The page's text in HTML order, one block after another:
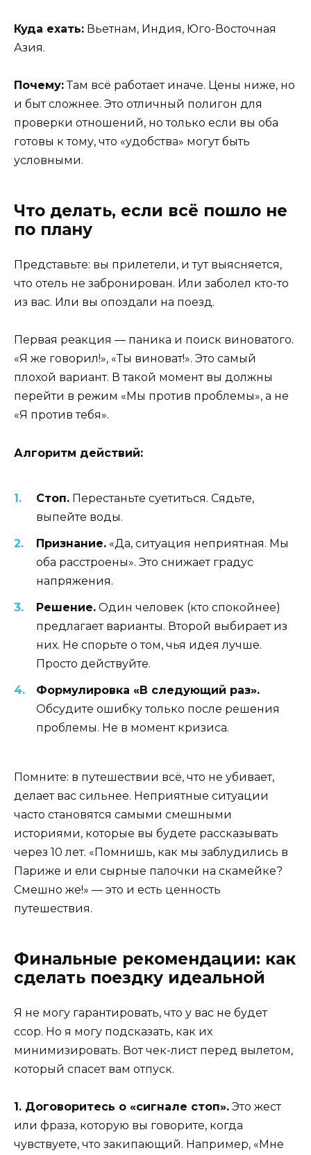
Куда ехать: Вьетнам, Индия, Юго-Восточная
Азия.
Почему:Там всё работает иначе. Цены ниже, но
и быт сложнее. Это отличный полигон для
проверки отношений, но только если вы оба
готовы к тому, что «удобства» могут быть
условными.
Что делать, если всё пошло не
по плану
Представьте: вы прилетели, и тут выясняется,
что отель не забронирован. Или заболел кто-то
из вас. Или вы опоздали на поезд.
Первая реакция — паника и поиск виноватого.
«Я же говорил!», «Ты виноват!». Это самый
плохой вариант. В такой момент вы должны
перейти в режим «Мы против проблемы», а не
«Я против тебя».
Алгоритм действий:
Стоп. Перестаньте суетиться. Сядьте,
выпейте воды.
Признание. «Да, ситуация неприятная. Мы
оба расстроены». Это снижает градус
напряжения.
Решение. Один человек (кто спокойнее)
предлагает варианты. Второй выбирает из
них. Не спорьте о том, чья идея лучше.
Просто действуйте.
Формулировка «В следующий раз».
Обсудите ошибку только после решения
проблемы. Не в момент кризиса.
Помните: в путешествии всё, что не убивает,
делает вас сильнее. Неприятные ситуации
часто становятся самыми смешными
историями, которые вы будете рассказывать
через 10 лет. «Помнишь, как мы заблудились в
Париже и ели сырные палочки на скамейке?
Смешно же!» — это и есть ценность
путешествия.
Финальные рекомендации: как
сделать поездку идеальной
Я не могу гарантировать, что у вас не будет
ссор. Но я могу подсказать, как их
минимизировать. Вот чек-лист перед вылетом,
который спасет вам отпуск.
1. Договоритесь о «сигнале стоп». Это жест
или фраза, которую вы говорите, когда
чувствуете, что закипающий. Например, «Мне